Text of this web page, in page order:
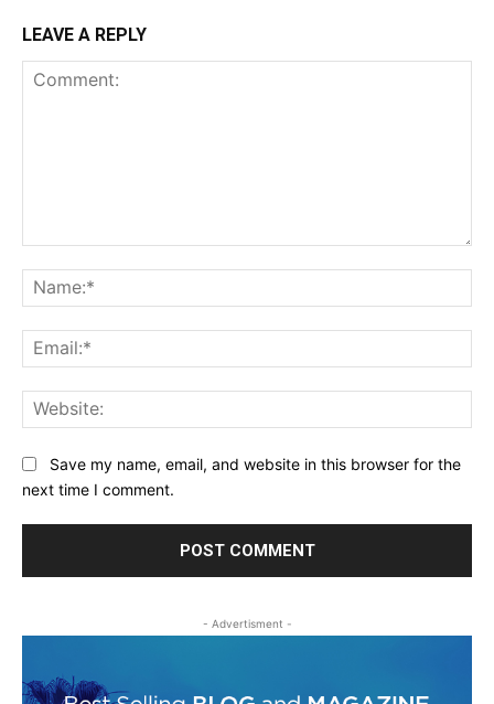
LEAVE A REPLY
Save my name, email, and website in this browser for the
next time I comment.
- Advertisment -